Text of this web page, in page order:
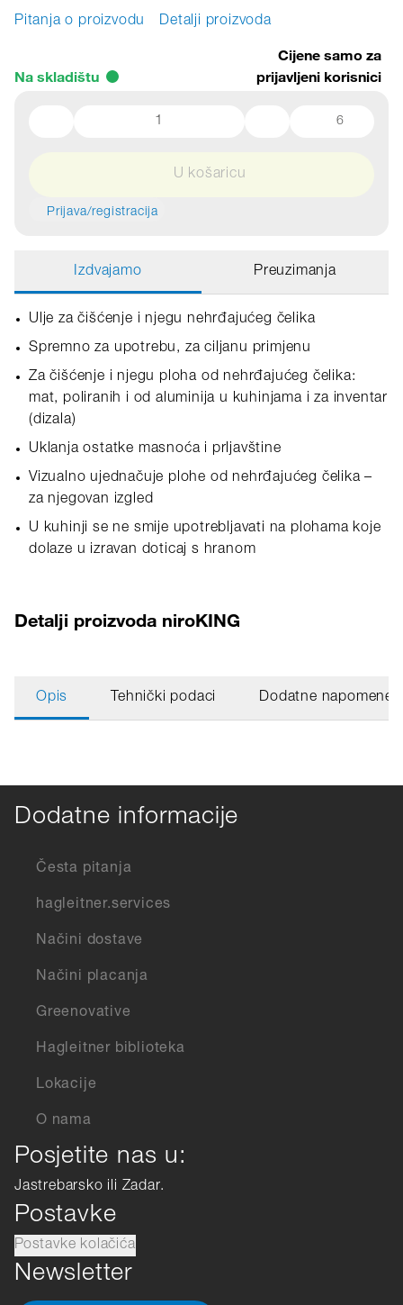
Pitanja o proizvodu Detalji proizvoda
Na skladištu
Cijene samo za
prijavljeni korisnici
6
U košaricu
Prijava/registracija
Izdvajamo Preuzimanja
Ulje za čišćenje i njegu nehrđajućeg čelika
Spremno za upotrebu, za ciljanu primjenu
Za čišćenje i njegu ploha od nehrđajućeg čelika:
mat, poliranih i od aluminija u kuhinjama i za inventar
(dizala)
Uklanja ostatke masnoća i prljavštine
Vizualno ujednačuje plohe od nehrđajućeg čelika –
za njegovan izgled
U kuhinji se ne smije upotrebljavati na plohama koje
dolaze u izravan doticaj s hranom
Detalji proizvoda niroKING
Opis Tehnički podaci Dodatne napomene
Dodatne informacije
Česta pitanja
hagleitner.services
Načini dostave
Načini placanja
Greenovative
Hagleitner biblioteka
Lokacije
O nama
Posjetite nas u:
Jastrebarsko ili Zadar.
Postavke
Postavke kolačića
Newsletter